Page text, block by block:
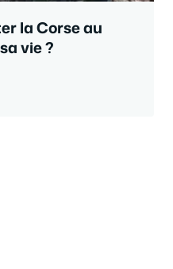
la Corse au
vie ?